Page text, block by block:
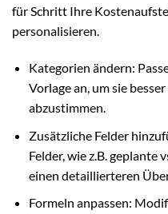
für Schritt Ihre
personalisieren.
Kategorien ändern:
Vorlage an, um sie
abzustimmen.
Zusätzliche Felder
Felder, wie z.B. geplante
einen detaillierteren
Formeln anpassen: